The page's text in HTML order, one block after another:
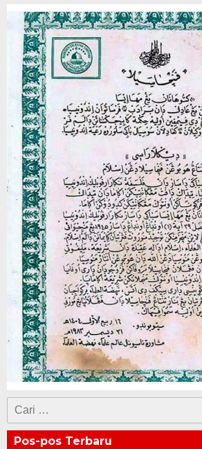
Cari
untuk:
Pos-pos Terbaru